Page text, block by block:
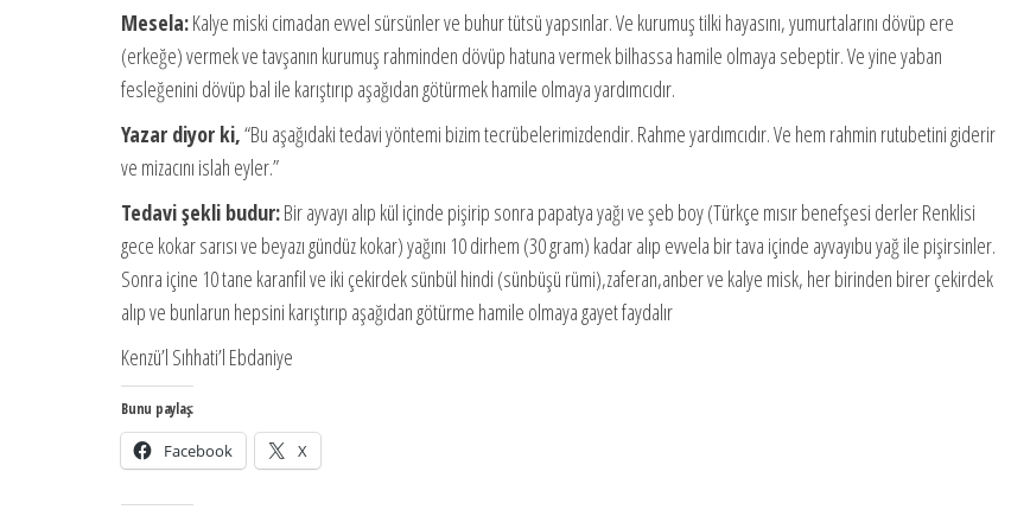
Mesela:Kalye miski cimadan evvel sürsünler ve buhur tütsü yapsınlar. Ve kurumuş tilki hayasını, yumurtalarını dövüp ere
(erkeğe) vermek ve tavşanın kurumuş rahminden dövüp hatuna vermek bilhassa hamile olmaya sebeptir. Ve yine yaban
fesleğenini dövüp bal ile karıştırıp aşağıdan götürmek hamile olmaya yardımcıdır.
Yazar diyor ki,“Bu aşağıdaki tedavi yöntemi bizim tecrübelerimizdendir. Rahme yardımcıdır. Ve hem rahmin rutubetini giderir
ve mizacını islah eyler.”
Tedavi şekli budur:Bir ayvayı alıp kül içinde pişirip sonra papatya yağı ve şeb boy (Türkçe mısır benefşesi derler Renklisi
gece kokar sarısı ve beyazı gündüz kokar) yağını 10 dirhem (30 gram) kadar alıp evvela bir tava içinde ayvayıbu yağ ile pişirsinler.
Sonra içine 10 tane karanfil ve iki çekirdek sünbül hindi (sünbüşü rümi),zaferan,anber ve kalye misk, her birinden birer çekirdek
alıp ve bunlarun hepsini karıştırıp aşağıdan götürme hamile olmaya gayet faydalır
Kenzü’l Sıhhati’l Ebdaniye
Bunu paylaş:
Facebook X